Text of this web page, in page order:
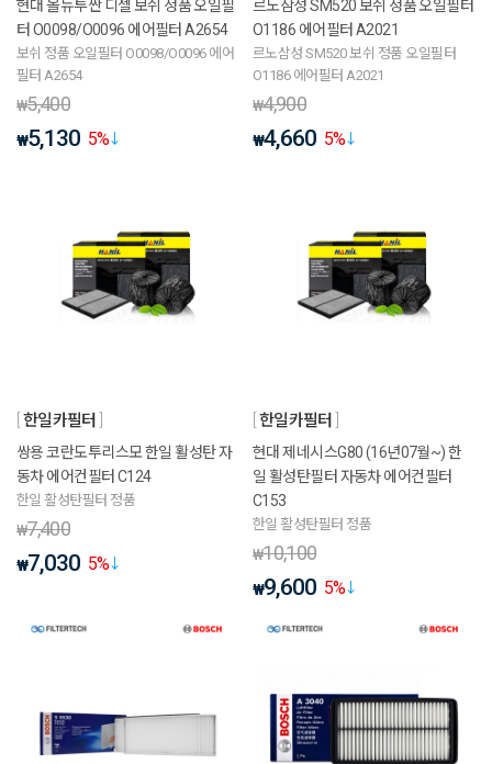
현대 올뉴투싼 디젤 보쉬 정품 오일필
터 O0098/O0096 에어필터 A2654
보쉬 정품 오일필터 O0098/O0096 에어
필터 A2654
₩5,400
₩5,130 5%
르노삼성 SM520 보쉬 정품 오일필터
O1186 에어필터 A2021
르노삼성 SM520 보쉬 정품 오일필터
O1186 에어필터 A2021
₩4,900
₩4,660 5%
한일카필터
쌍용 코란도투리스모 한일 활성탄 자
동차 에어컨필터 C124
한일 활성탄필터 정품
₩7,400
₩7,030 5%
한일카필터
현대 제네시스G80 (16년07월~) 한
일 활성탄필터 자동차 에어컨필터
C153
한일 활성탄필터 정품
₩10,100
₩9,600 5%